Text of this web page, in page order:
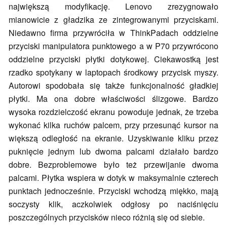
największą modyfikację. Lenovo zrezygnowało
mianowicie z gładzika ze zintegrowanymi przyciskami.
Niedawno firma przywróciła w ThinkPadach oddzielne
przyciski manipulatora punktowego a w P70 przywrócono
oddzielne przyciski płytki dotykowej. Ciekawostką jest
rzadko spotykany w laptopach środkowy przycisk myszy.
Autorowi spodobała się także funkcjonalność gładkiej
płytki. Ma ona dobre właściwości ślizgowe. Bardzo
wysoka rozdzielczość ekranu powoduje jednak, że trzeba
wykonać kilka ruchów palcem, przy przesunąć kursor na
większą odległość na ekranie. Uzyskiwanie kliku przez
puknięcie jednym lub dwoma palcami działało bardzo
dobre. Bezproblemowe było też przewijanie dwoma
palcami. Płytka wspiera w dotyk w maksymalnie czterech
punktach jednocześnie. Przyciski wchodzą miękko, mają
soczysty klik, aczkolwiek odgłosy po naciśnięciu
poszczególnych przycisków nieco różnią się od siebie.